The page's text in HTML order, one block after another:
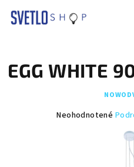
EGG WHITE
Priemerné
Neohodnotené